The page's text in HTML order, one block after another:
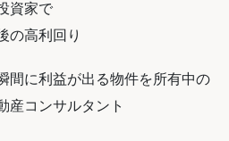
資家で
の高利回り
間に利益が出る物件を所有中の
産コンサルタント